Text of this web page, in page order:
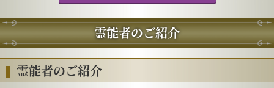
霊能者のご紹介
霊能者のご紹介